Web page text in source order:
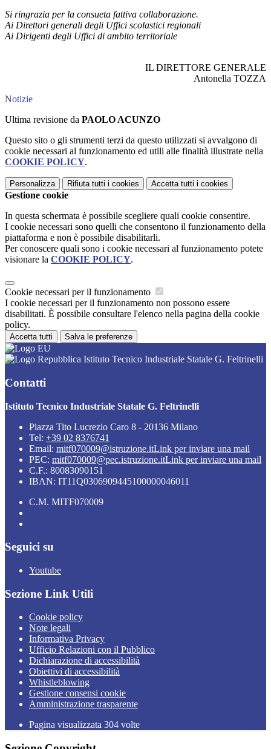
Si ringrazia per la consueta fattiva collaborazione.
Ai Direttori generali degli Uffici scolastici regionali
Ai Dirigenti degli Uffici di ambito territoriale
IL DIRETTORE GENERALE
Antonella TOZZA
Notizie
Ultima revisione da PAOLO ACUNZO
Questo sito o gli strumenti terzi da questo utilizzati si avvalgono di
cookie necessari al funzionamento ed utili alle finalità illustrate nella
COOKIE POLICY.
Personalizza Rifiuta tutti i cookies Accetta tutti i cookies
Gestione cookie
In questa schermata è possibile scegliere quali cookie consentire.
I cookie necessari sono quelli che consentono il funzionamento della
piattaforma e non è possibile disabilitarli.
Per conoscere quali sono i cookie necessari al funzionamento potete
visionare la COOKIE POLICY.
Cookie necessari per il funzionamento
I cookie necessari per il funzionamento non possono essere
disabilitati. È possibile consultare l'elenco nella pagina della cookie
policy.
Accetta tutti Salva le preferenze
Istituto Tecnico Industriale Statale G. Feltrinelli
Contatti
Istituto Tecnico Industriale Statale G. Feltrinelli
Piazza Tito Lucrezio Caro 8 - 20136 Milano
Tel: +39 02 8376741
Email: mitf070009@istruzione.itLink per inviare una mail
PEC: mitf070009@pec.istruzione.itLink per inviare una mail
C.F.: 80083090151
IBAN: IT11Q0306909445100000046011
C.M. MITF070009
Seguici su
Youtube
Sezione Link Utili
Cookie policy
Note legali
Informativa Privacy
Ufficio Relazioni con il Pubblico
Dichiarazione di accessibilità
Obiettivi di accessibilità
Whistleblowing
Gestione consensi cookie
Amministrazione trasparente
Pagina visualizzata 304 volte